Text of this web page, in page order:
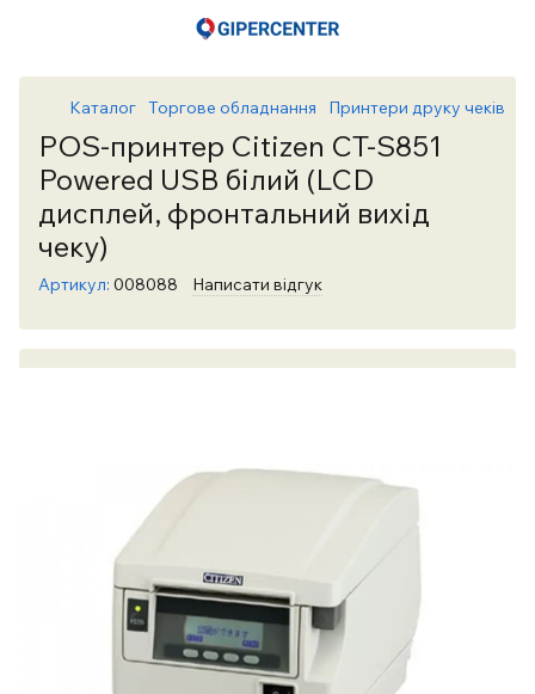
Каталог Торгове обладнання Принтери друку чеків
POS-принтер Citizen CT-S851
Powered USB білий (LCD
дисплей, фронтальний вихід
чеку)
Артикул: 008088 Написати відгук